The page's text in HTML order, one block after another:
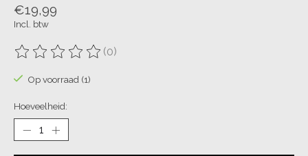
€19,99
Incl. btw
De beoordeling van dit product is
(0)
Op voorraad (1)
Hoeveelheid: